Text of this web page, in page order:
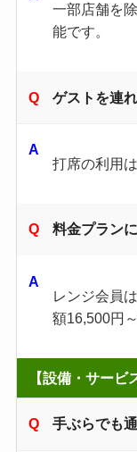
一部店舗を
能です。
ゲストを連
打席の利用
料金プラン
レンジ会員
額16,500円
【設備・サービ
手ぶらでも